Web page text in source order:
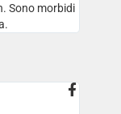
Sono morbidi